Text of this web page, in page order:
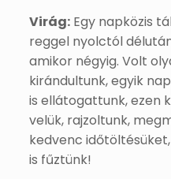
Virág:Egy napközis
reggel nyolctól
amikor négyig. Volt
kirándultunk, egyik
is ellátogattunk, ezen
velük, rajzoltunk,
kedvenc
is fűztünk!